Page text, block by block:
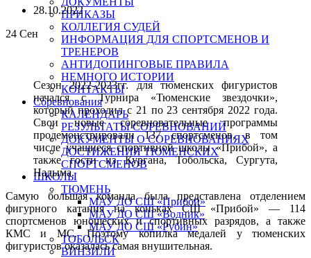
ПРИКАЗЫ
КОЛЛЕГИЯ СУДЕЙ
ИНФОРМАЦИЯ ДЛЯ СПОРТСМЕНОВ И
ТРЕНЕРОВ
АНТИДОПИНГОВЫЕ ПРАВИЛА
НЕМНОГО ИСТОРИИ
КОНТАКТЫ
Соревнования
КАЛЕНДАРЬ
РЕЗУЛЬТАТЫ СОРЕВНОВАНИЙ
ДОКУМЕНТЫ О СОРЕВНОВАНИЯХ
ДОСТИЖЕНИЯ ТЮМЕНСКИХ
СПОРТСМЕНОВ
ШКОЛЫ
ТЮМЕНЬ
МАУ ДО СШ «Прибой»
МАУ ДО СШ «Водник»
МАУ ДО СШ «Рубин»
ТОБОЛЬСК
ВИНЗИЛИ
28.10.2022
24 Сен
Сезон 2022-2023гг. для тюменских фигуристов
начался с Турнира «Тюменские звездочки»,
который проходил с 21 по 23 сентября 2022 года.
Свои новые соревновательные программы
продемонстрировали 137 спортсменов, в том
числе учащиеся спортивной школы «Прибой», а
также гости из Кургана, Тобольска, Сургута,
Надыма.
Самую большая команда была представлена отделением
фигурного катания на коньках СШ «Прибой» — 114
спортсменов юношеских и спортивных разрядов, а также
КМС и МС. Поэтому копилка медалей у тюменских
фигуристов оказалась самая внушительная.